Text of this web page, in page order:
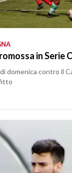
in Serie C
domenica contro il